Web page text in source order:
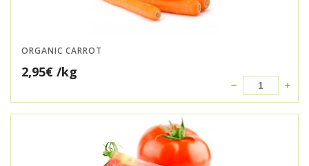
ORGANIC CARROT
2,95€ /kg